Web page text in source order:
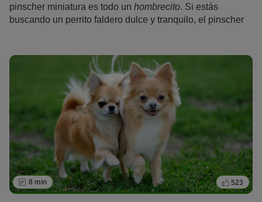
pinscher miniatura es todo un hombrecito. Si estás
buscando un perrito faldero dulce y tranquilo, el pinscher
cuidador siempre al trote.
8 min 523